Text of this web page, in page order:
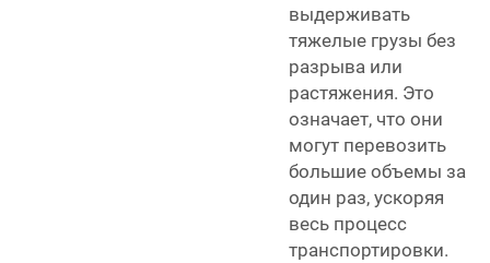
выдерживать
тяжелые грузы без
разрыва или
растяжения. Это
означает, что они
могут перевозить
большие объемы за
один раз, ускоряя
весь процесс
транспортировки.